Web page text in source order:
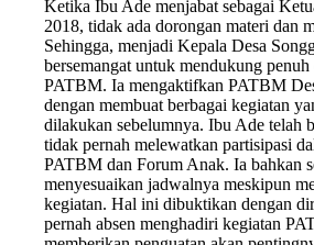
Ketika Ibu Ade menjabat sebagai
2018, tidak ada dorongan materi dan
Sehingga, menjadi Kepala Desa
bersemangat untuk mendukung
PATBM. Ia mengaktifkan PATBM
dengan membuat berbagai kegiatan
dilakukan sebelumnya. Ibu Ade telah
tidak pernah melewatkan partisipasi
PATBM dan Forum Anak. Ia bahkan
menyesuaikan jadwalnya meskipun
kegiatan. Hal ini dibuktikan dengan
pernah absen menghadiri kegiatan